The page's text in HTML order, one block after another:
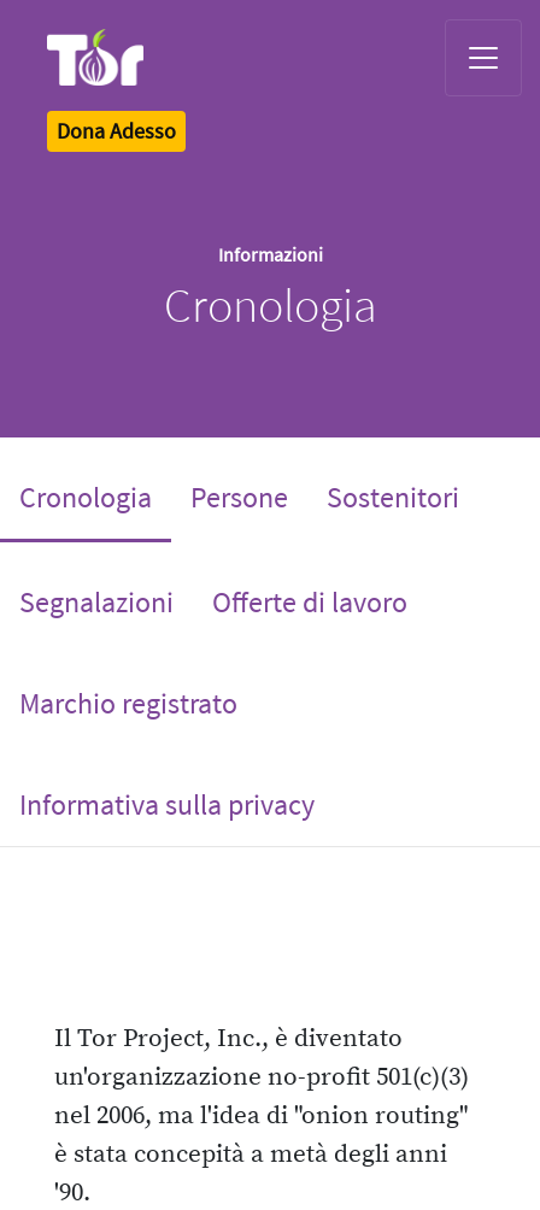
Dona Adesso
Informazioni
Cronologia
Cronologia (current)
Persone Sostenitori
Segnalazioni Offerte di lavoro
Marchio registrato
Informativa sulla privacy
Il Tor Project, Inc., è diventato
un'organizzazione no-profit 501(c)(3)
nel 2006, ma l'idea di "onion routing"
è stata concepità a metà degli anni
'90.